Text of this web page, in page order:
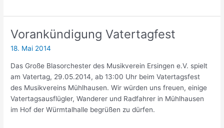
Mühlhausen
Vorankündigung Vatertagfest
18. Mai 2014
Das Große Blasorchester des Musikverein Ersingen e.V. spielt
am Vatertag, 29.05.2014, ab 13:00 Uhr beim Vatertagsfest
des Musikvereins Mühlhausen. Wir würden uns freuen, einige
Vatertagsausflügler, Wanderer und Radfahrer in Mühlhausen
im Hof der Würmtalhalle begrüßen zu dürfen.